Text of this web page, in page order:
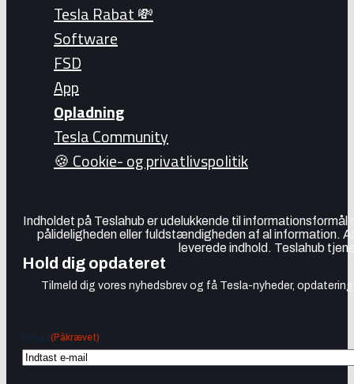
Tesla Rabat 💸
Software
FSD
App
Opladning
Tesla Community
🍪 Cookie- og privatlivspolitik
Indholdet på Teslahub er udelukkende til
pålideligheden eller fuldstændigheden af al information.
leverede indhold. Teslahub
Hold dig opdateret
Tilmeld dig vores nyhedsbrev og få Tesla-nyheder,
(Påkrævet)